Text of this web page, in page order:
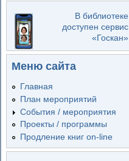
В библиотеке
доступен сервис
«Госкан»
Меню сайта
Главная
План мероприятий
События / мероприятия
Проекты / программы
Продление книг on-line